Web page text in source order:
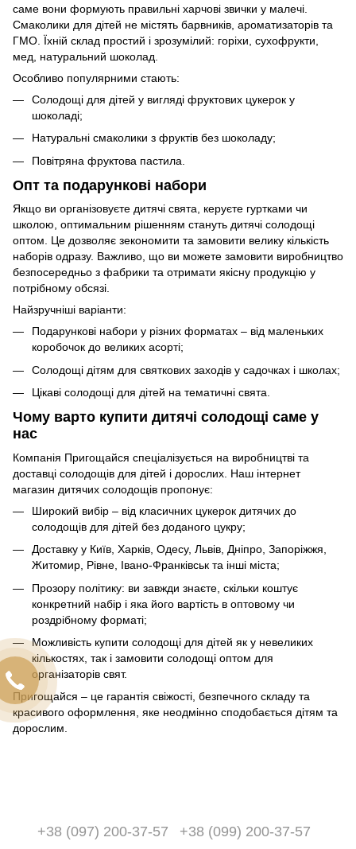
саме вони формують правильні харчові звички у малечі.
Смаколики для дітей не містять барвників, ароматизаторів та
ГМО. Їхній склад простий і зрозумілий: горіхи, сухофрукти,
мед, натуральний шоколад.
Особливо популярними стають:
Солодощі для дітей у вигляді фруктових цукерок у
шоколаді;
Натуральні смаколики з фруктів без шоколаду;
Повітряна фруктова пастила.
Опт та подарункові набори
Якщо ви організовуєте дитячі свята, керуєте гуртками чи
школою, оптимальним рішенням стануть дитячі солодощі
оптом. Це дозволяє зекономити та замовити велику кількість
наборів одразу. Важливо, що ви можете замовити виробництво
безпосередньо з фабрики та отримати якісну продукцію у
потрібному обсязі.
Найзручніші варіанти:
Подарункові набори у різних форматах – від маленьких
коробочок до великих асорті;
Солодощі дітям для святкових заходів у садочках і школах;
Цікаві солодощі для дітей на тематичні свята.
Чому варто купити дитячі солодощі саме у
нас
Компанія Пригощайся спеціалізується на виробництві та
доставці солодощів для дітей і дорослих. Наш інтернет
магазин дитячих солодощів пропонує:
Широкий вибір – від класичних цукерок дитячих до
солодощів для дітей без доданого цукру;
Доставку у Київ, Харків, Одесу, Львів, Дніпро, Запоріжжя,
Житомир, Рівне, Івано-Франківськ та інші міста;
Прозору політику: ви завжди знаєте, скільки коштує
конкретний набір і яка його вартість в оптовому чи
роздрібному форматі;
Можливість купити солодощі для дітей як у невеликих
кількостях, так і замовити солодощі оптом для
організаторів свят.
Пригощайся – це гарантія свіжості, безпечного складу та
красивого оформлення, яке неодмінно сподобається дітям та
дорослим.
+38 (097) 200-37-57 +38 (099) 200-37-57